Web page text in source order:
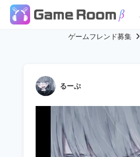
ゲームフレンド募集
るーぷ